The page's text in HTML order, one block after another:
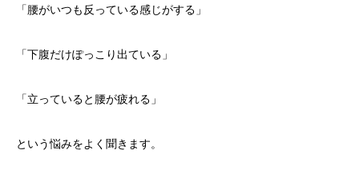
「腰がいつも反っている感じがする」
「下腹だけぽっこり出ている」
「立っていると腰が疲れる」
という悩みをよく聞きます。